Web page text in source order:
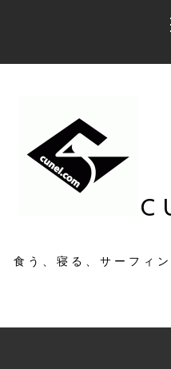
ン
食う、寝る、サーフィ